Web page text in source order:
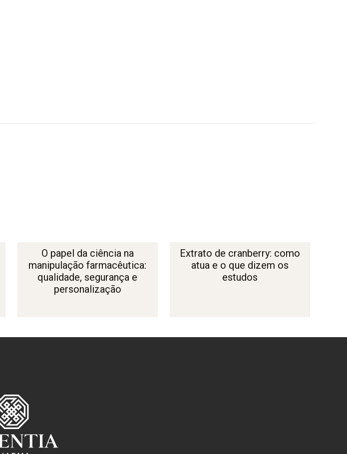
O papel da ciência na
manipulação farmacêutica:
qualidade, segurança e
personalização
Extrato de cranberry: como
atua e o que dizem os
estudos